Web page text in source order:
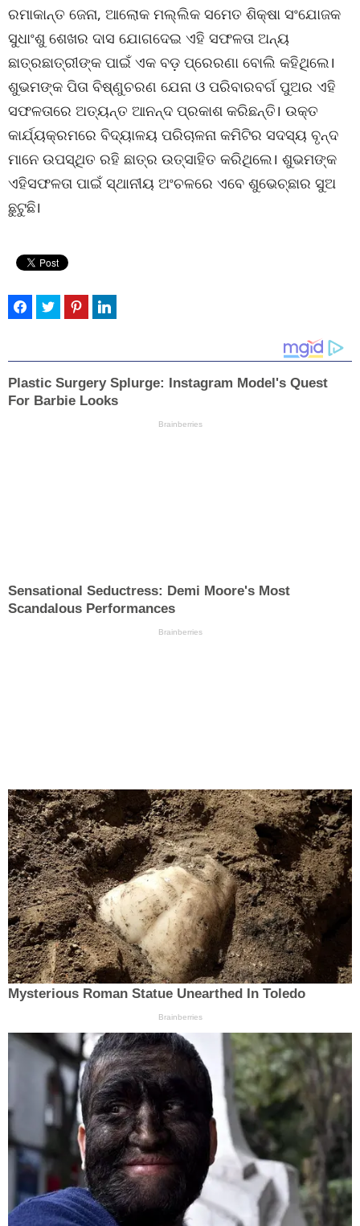
ରମାକାନ୍ତ ଜେନା, ଆଲୋକ ମଲ୍ଲିକ ସମେତ ଶିକ୍ଷା ସଂଯୋଜକ
ସୁଧାଂଶୁ ଶେଖର ଦାସ ଯୋଗଦେଇ ଏହି ସଫଳତା ଅନ୍ୟ
ଛାତ୍ରଛାତ୍ରୀଙ୍କ ପାଇଁ ଏକ ବଡ଼ ପ୍ରେରଣା ବୋଲି କହିଥିଲେ।
ଶୁଭମଙ୍କ ପିତା ବିଷ୍ଣୁଚରଣ ଯେନା ଓ ପରିବାରବର୍ଗ ପୁଅର ଏହି
ସଫଳତାରେ ଅତ୍ୟନ୍ତ ଆନନ୍ଦ ପ୍ରକାଶ କରିଛନ୍ତି। ଉକ୍ତ
କାର୍ଯ୍ୟକ୍ରମରେ ବିଦ୍ୟାଳୟ ପରିଚାଳନା କମିଟିର ସଦସ୍ୟ ବୃନ୍ଦ
ମାନେ ଉପସ୍ଥିତ ରହି ଛାତ୍ର ଉତ୍ସାହିତ କରିଥିଲେ। ଶୁଭମଙ୍କ
ଏହିସଫଳତା ପାଇଁ ସ୍ଥାନୀୟ ଅଂଚଳରେ ଏବେ ଶୁଭେଚ୍ଛାର ସୁଅ
ଛୁଟୁଛି।